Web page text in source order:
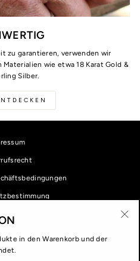
zu garantieren, verwenden wir
wie etwa 18 Karat Gold &
Silber.
UND SPARE!
in den Warenkorb und der